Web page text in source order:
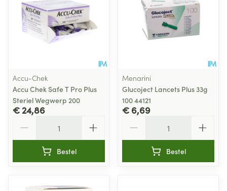
Accu-Chek
Accu Chek Safe T Pro Plus
Steriel Wegwerp 200
€ 24,86
Bestel
Menarini
Glucoject Lancets Plus 33g
100 44121
€ 6,69
Bestel